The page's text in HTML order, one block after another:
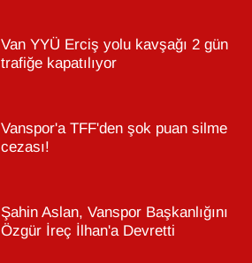
Van YYÜ Erciş yolu kavşağı 2 gün
trafiğe kapatılıyor
Vanspor'a TFF'den şok puan silme
cezası!
Şahin Aslan, Vanspor Başkanlığını
Özgür İreç İlhan'a Devretti